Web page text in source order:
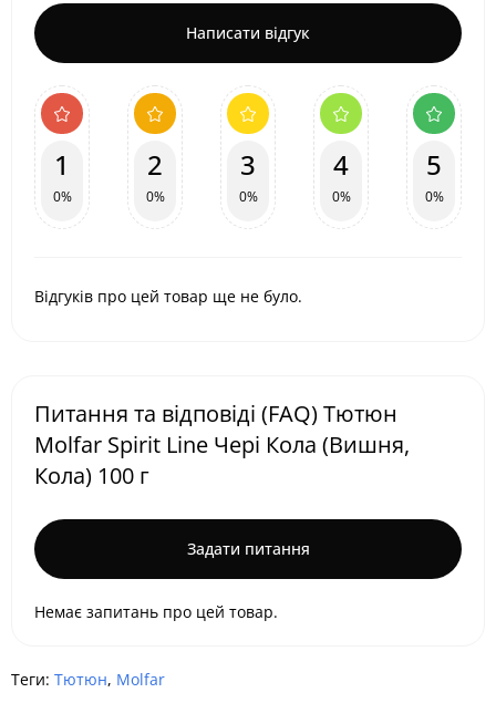
Написати відгук
1
0%
2
0%
3
0%
4
0%
5
0%
Відгуків про цей товар ще не було.
Питання та відповіді (FAQ) Тютюн
Molfar Spirit Line Чері Кола (Вишня,
Кола) 100 г
Задати питання
Немає запитань про цей товар.
Теги: Тютюн, Molfar